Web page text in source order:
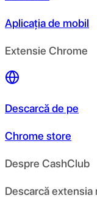
Aplicația de mobil
Extensie Chrome
Descarcă de pe
Chrome store
Despre CashClub
Descarcă